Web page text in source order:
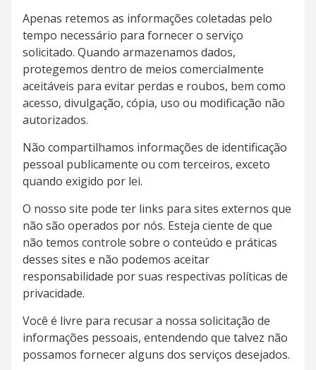
Apenas retemos as informações coletadas pelo
tempo necessário para fornecer o serviço
solicitado. Quando armazenamos dados,
protegemos dentro de meios comercialmente
aceitáveis ​​para evitar perdas e roubos, bem como
acesso, divulgação, cópia, uso ou modificação não
autorizados.
Não compartilhamos informações de identificação
pessoal publicamente ou com terceiros, exceto
quando exigido por lei.
O nosso site pode ter links para sites externos que
não são operados por nós. Esteja ciente de que
não temos controle sobre o conteúdo e práticas
desses sites e não podemos aceitar
responsabilidade por suas respectivas políticas de
privacidade.
Você é livre para recusar a nossa solicitação de
informações pessoais, entendendo que talvez não
possamos fornecer alguns dos serviços desejados.